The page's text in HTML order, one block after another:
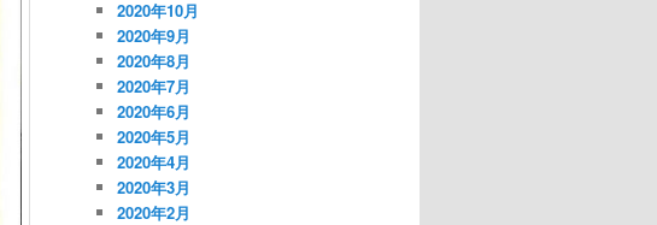
2020年10月
2020年9月
2020年8月
2020年7月
2020年6月
2020年5月
2020年4月
2020年3月
2020年2月